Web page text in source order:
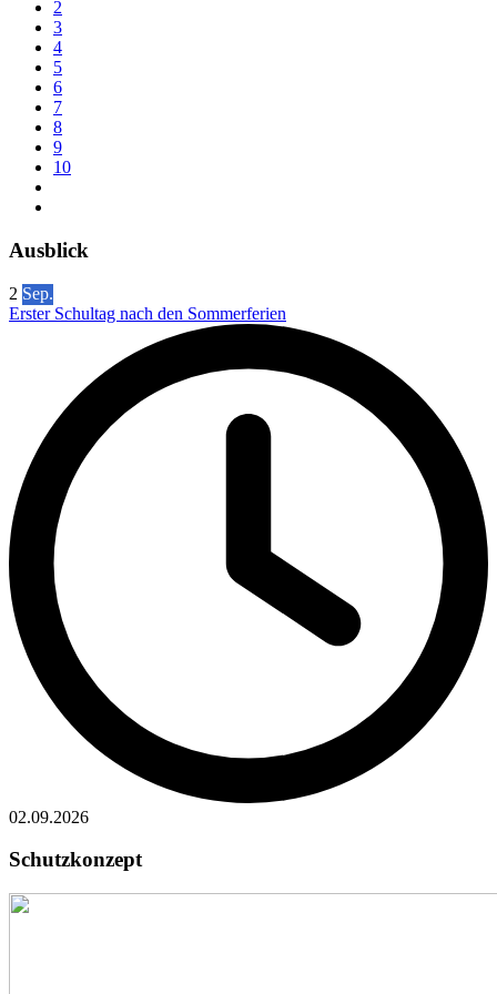
2
3
4
5
6
7
8
9
10
Ausblick
2 Sep.
Erster Schultag nach den Sommerferien
02.09.2026
Schutzkonzept